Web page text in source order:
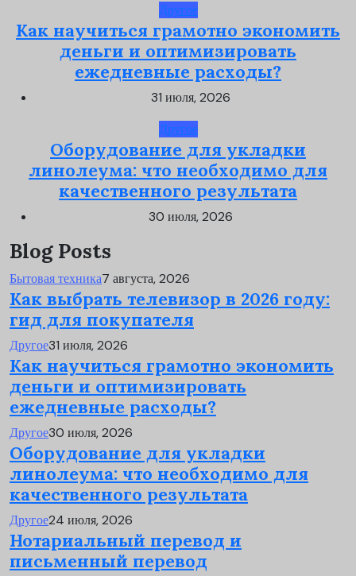
Другое
Как научиться грамотно экономить
деньги и оптимизировать
ежедневные расходы?
31 июля, 2026
Другое
Оборудование для укладки
линолеума: что необходимо для
качественного результата
30 июля, 2026
Blog Posts
Бытовая техника7 августа, 2026
Как выбрать телевизор в 2026 году:
гид для покупателя
Другое31 июля, 2026
Как научиться грамотно экономить
деньги и оптимизировать
ежедневные расходы?
Другое30 июля, 2026
Оборудование для укладки
линолеума: что необходимо для
качественного результата
Другое24 июля, 2026
Нотариальный перевод и
письменный перевод